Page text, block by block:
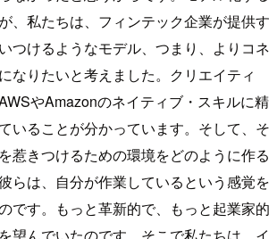
、私たちは、フィンテック企業が提供す
つけるようなモデル、つまり、よりコネ
なりたいと考えました。クリエイティ
やAmazonのネイティブ・スキルに精
いることが分かっています。そして、そ
惹きつけるための環境をどのように作る
らは、自分が作業しているという感覚を
です。もっと革新的で、もっと起業家的